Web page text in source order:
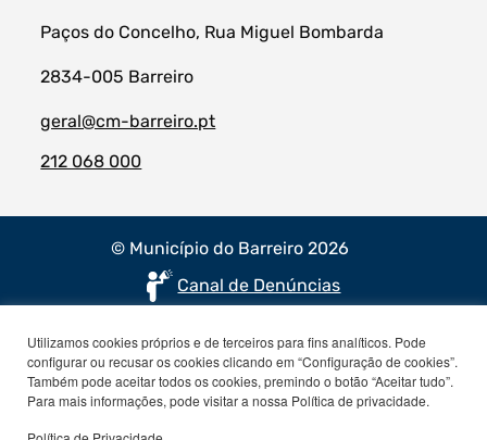
Paços do Concelho, Rua Miguel Bombarda
2834-005 Barreiro
geral@cm-barreiro.pt
212 068 000
© Município do Barreiro 2026
Canal de Denúncias
Utilizamos cookies próprios e de terceiros para fins analíticos. Pode
configurar ou recusar os cookies clicando em “Configuração de cookies”.
Também pode aceitar todos os cookies, premindo o botão “Aceitar tudo”.
Para mais informações, pode visitar a nossa Política de privacidade.